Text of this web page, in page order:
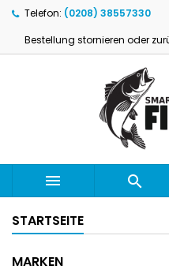
Telefon: (0208) 38557330
Bestellung stornieren oder
 
STARTSEITE
MARKEN